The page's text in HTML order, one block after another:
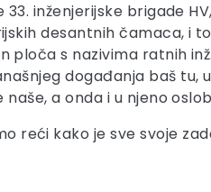
inženjerijske brigade
desantnih čamaca, i
ploča s nazivima ratnih
događanja baš tu,
naše, a onda i u njeno
reći kako je sve svoje